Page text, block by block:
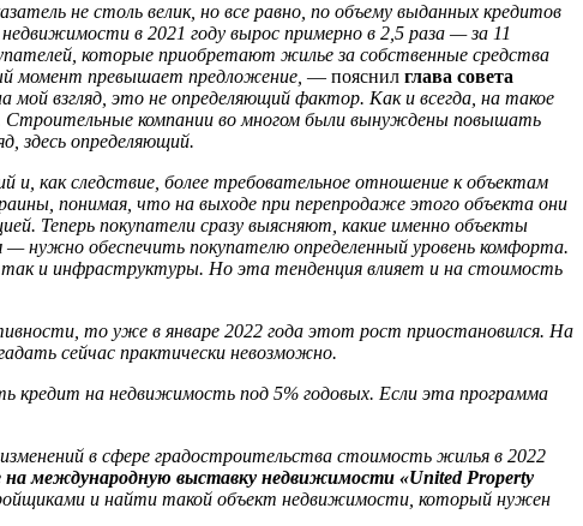
не столь велик, но все равно, по объему выданных кредитов
в 2021 году вырос примерно в 2,5 раза — за 11
которые приобретают жилье за собственные средства
момент превышает предложение, — пояснил глава совета
взгляд, это не определяющий фактор. Как и всегда, на такое
Строительные компании во многом были вынуждены повышать
здесь определяющий.
и, как следствие, более требовательное отношение к объектам
понимая, что на выходе при перепродаже этого объекта они
Теперь покупатели сразу выясняют, какие именно объекты
нужно обеспечить покупателю определенный уровень комфорта.
и инфраструктуры. Но эта тенденция влияет и на стоимость
то уже в январе 2022 года этот рост приостановился. На
сейчас практически невозможно.
на недвижимость под 5% годовых. Если эта программа
в сфере градостроительства стоимость жилья в 2022
на международную выставку недвижимости «United Property
и найти такой объект недвижимости, который нужен